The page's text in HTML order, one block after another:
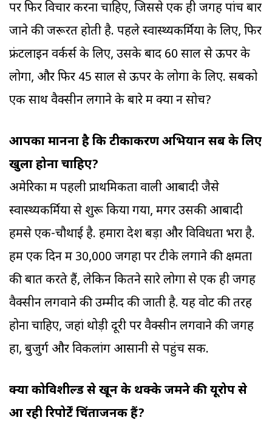
पर फिर विचार करना चाहिए, जिससे एक ही जगह पांच बार
जाने की जरूरत होती है. पहले स्वास्थ्यकर्मियों के लिए, फिर
फ्रंटलाइन वर्कर्स के लिए, उसके बाद 60 साल से ऊपर के
लोगों, और फिर 45 साल से ऊपर के लोगों के लिए. सबको
एक साथ वैक्सीन लगाने के बारे में क्यों न सोचें?
आपका मानना है कि टीकाकरण अभियान सब के लिए
खुला होना चाहिए?
अमेरिका में पहली प्राथमिकता वाली आबादी जैसे
स्वास्थ्यकर्मियों से शुरू किया गया, मगर उसकी आबादी
हमसे एक-चौथाई है. हमारा देश बड़ा और विविधता भरा है.
हम एक दिन में 30,000 जगहों पर टीके लगाने की क्षमता
की बात करते हैं, लेकिन कितने सारे लोगों से एक ही जगह
वैक्सीन लगवाने की उम्मीद की जाती है. यह वोट की तरह
होना चाहिए, जहां थोड़ी दूरी पर वैक्सीन लगवाने की जगहें
हों, बुजुर्ग और विकलांग आसानी से पहुंच सकें.
क्या कोविशील्ड से खून के थक्के जमने की यूरोप से
आ रही रिपोर्टें चिंताजनक हैं?